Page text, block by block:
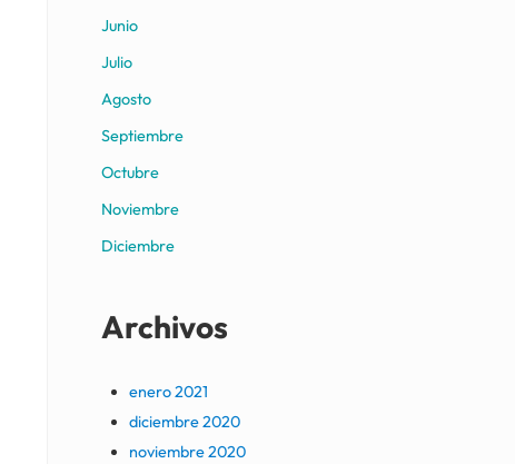
Junio
Julio
Agosto
Septiembre
Octubre
Noviembre
Diciembre
Archivos
enero 2021
diciembre 2020
noviembre 2020